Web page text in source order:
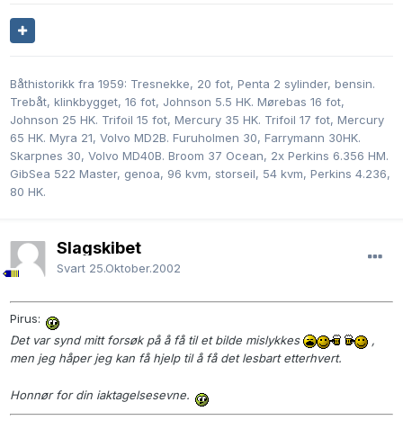
Båthistorikk fra 1959: Tresnekke, 20 fot, Penta 2 sylinder, bensin.
Trebåt, klinkbygget, 16 fot, Johnson 5.5 HK. Mørebas 16 fot,
Johnson 25 HK. Trifoil 15 fot, Mercury 35 HK. Trifoil 17 fot, Mercury
65 HK. Myra 21, Volvo MD2B. Furuholmen 30, Farrymann 30HK.
Skarpnes 30, Volvo MD40B. Broom 37 Ocean, 2x Perkins 6.356 HM.
GibSea 522 Master, genoa, 96 kvm, storseil, 54 kvm, Perkins 4.236,
80 HK.
Slagskibet
Svart 25.Oktober.2002
Pirus:
Det var synd mitt forsøk på å få til et bilde mislykkes
,
men jeg håper jeg kan få hjelp til å få det lesbart etterhvert.
Honnør for din iaktagelsesevne.